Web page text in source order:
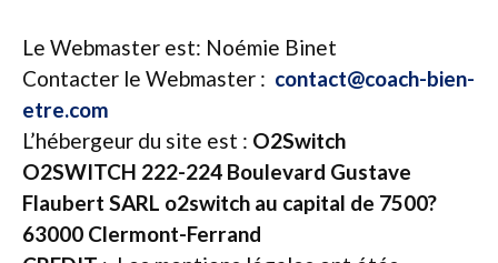
Le Webmaster est: Noémie Binet
Contacter le Webmaster : contact@coach-bien-
etre.com
L’hébergeur du site est : O2Switch
O2SWITCH 222-224 Boulevard Gustave
Flaubert SARL o2switch au capital de 7500?
63000 Clermont-Ferrand